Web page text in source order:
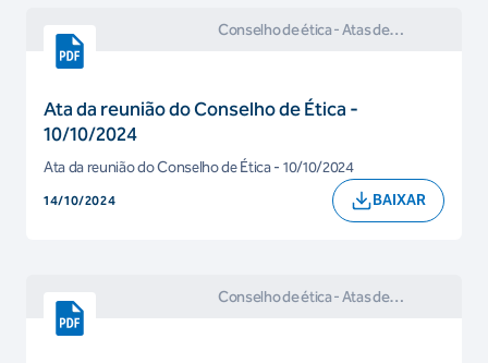
Conselho de ética- Atas de
Ata da reunião do Conselho de Ética -
10/10/2024
Ata da reunião do Conselho de Ética - 10/10/2024
14/10/2024 BAIXAR
Conselho de ética- Atas de